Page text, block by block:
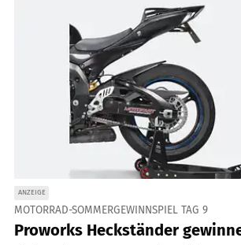
ANZEIGE
MOTORRAD-SOMMERGEWINNSPIEL TAG 9
Proworks Heckständer